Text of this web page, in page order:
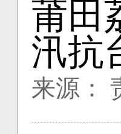
莆田
汛抗
来源：